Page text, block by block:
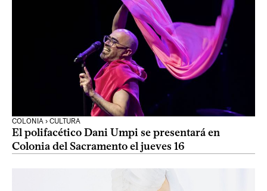
COLONIA › CULTURA
El polifacético Dani Umpi se presentará en
Colonia del Sacramento el jueves 16